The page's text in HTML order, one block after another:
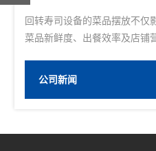
回转寿司设备的菜品摆放不仅
菜品新鲜度、出餐效率及店铺
公司新闻